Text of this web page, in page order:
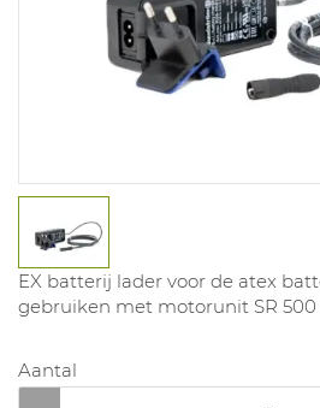
EX batterij lader voor de atex
gebruiken met motorunit SR 500
Aantal